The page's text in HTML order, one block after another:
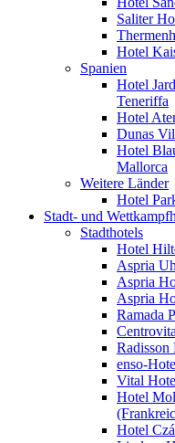
Saliter
Hotel
Spanien
Hotel
Teneriffa
Hotel
Dunas
Hotel
Mallorca
Weitere Länder
Hotel
Stadt- und
Stadthotels
Hotel
Aspria
Aspria
Aspria
Ramada
Radisson
enso-
Vital
Hotel
Hotel